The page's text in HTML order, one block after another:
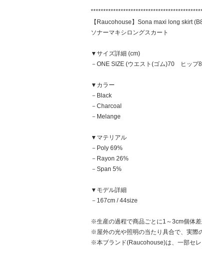
【Raucohouse】Sona maxi long skirt
ソナーマキシロングスカート
▼サイズ詳細 (cm)
－ONE SIZE (ウエスト(ゴム)70 ヒッ
▼カラー
－Black
－Charcoal
－Melange
▼マテリアル
－Poly 69%
－Rayon 26%
－Span 5%
▼モデル詳細
－167cm / 44size
※生産の過程で商品ごとに1～3cm個体差
※屋外の光や照明の当たり具合で、実際
※本ブランド(Raucohouse)は、一部セレ